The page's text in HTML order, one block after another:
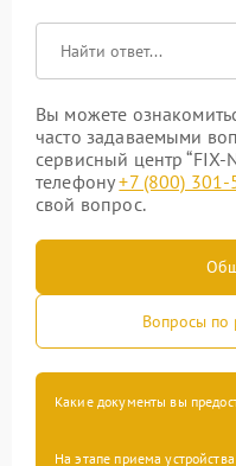
Вы можете
часто задаваемыми
сервисный центр
телефону+7 (800)
свой вопрос.
Вопросы по
Какие документы вы
На этапе приема